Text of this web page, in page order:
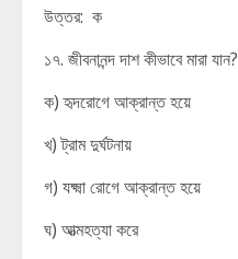
উত্তর: ক
১৭. জীবনানন্দ দাশ কীভাবে মারা যান?
ক) হৃদরোগে আক্রান্ত হয়ে
খ) ট্রাম দুর্ঘটনায়
গ) যক্ষ্মা রোগে আক্রান্ত হয়ে
ঘ) আত্মহত্যা করে